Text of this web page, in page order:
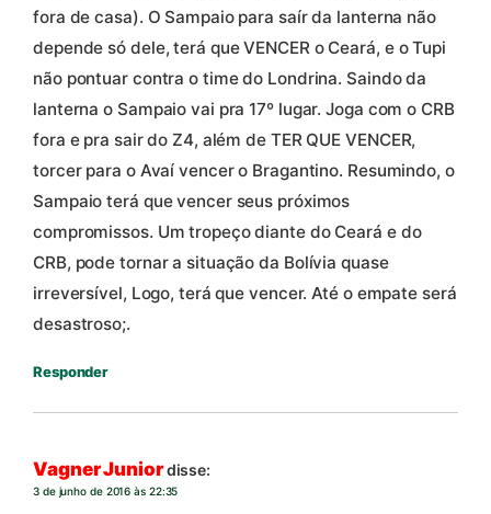
fora de casa). O Sampaio para saír da lanterna não
depende só dele, terá que VENCER o Ceará, e o Tupi
não pontuar contra o time do Londrina. Saindo da
lanterna o Sampaio vai pra 17º lugar. Joga com o CRB
fora e pra sair do Z4, além de TER QUE VENCER,
torcer para o Avaí vencer o Bragantino. Resumindo, o
Sampaio terá que vencer seus próximos
compromissos. Um tropeço diante do Ceará e do
CRB, pode tornar a situação da Bolívia quase
irreversível, Logo, terá que vencer. Até o empate será
desastroso;.
Responder
Vagner Juniordisse:
3 de junho de 2016 às 22:35